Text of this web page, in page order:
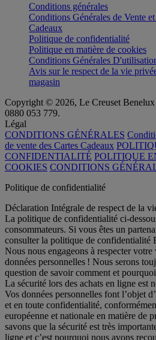
Conditions générales
Conditions Générales de Vente
Cadeaux
Politique de confidentialité
Politique en matière de cookies
Conditions Générales
Avis sur le respect de la vie
magasin
Copyright © 2026, Le Creuset
0880 053 779.
Légal
CONDITIONS GÉNÉRALES
de vente des Cartes Cadeaux
CONFIDENTIALITÉ POLITIQUE
COOKIES CONDITIONS
Politique de confidentialité
Déclaration Intégrale de respect de la
La politique de confidentialité ci-
consommateurs. Si vous êtes un
consulter la politique de confidentialité
Nous nous engageons à respecter
données personnelles ! Nous serons
question de savoir comment et
La sécurité lors des achats en ligne est
Vos données personnelles font l’objet
et en toute confidentialité,
européenne et nationale en matière de
savons que la sécurité est très
ligne et c’est pourquoi nous avons